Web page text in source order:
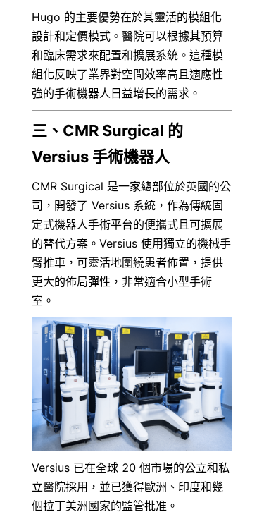
Hugo 的主要優勢在於其靈活的模組化
設計和定價模式。醫院可以根據其預算
和臨床需求來配置和擴展系統。這種模
組化反映了業界對空間效率高且適應性
強的手術機器人日益增長的需求。
三、CMR Surgical 的
Versius 手術機器人
CMR Surgical 是一家總部位於英國的公
司，開發了 Versius 系統，作為傳統固
定式機器人手術平台的便攜式且可擴展
的替代方案。Versius 使用獨立的機械手
臂推車，可靈活地圍繞患者佈置，提供
更大的佈局彈性，非常適合小型手術
室。
Versius 已在全球 20 個市場的公立和私
立醫院採用，並已獲得歐洲、印度和幾
個拉丁美洲國家的監管批准。